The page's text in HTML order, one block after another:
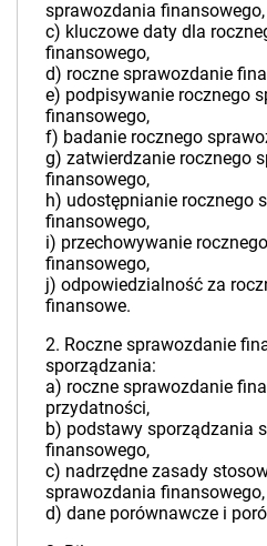
sprawozdania finansowego,
c) kluczowe daty dla
finansowego,
d) roczne sprawozdanie
e) podpisywanie rocznego
finansowego,
f) badanie rocznego
g) zatwierdzanie rocznego
finansowego,
h) udostępnianie rocznego
finansowego,
i) przechowywanie
finansowego,
j) odpowiedzialność za
finansowe.
2. Roczne sprawozdanie
sporządzania:
a) roczne sprawozdanie
przydatności,
b) podstawy sporządzania
finansowego,
c) nadrzędne zasady
sprawozdania finansowego,
d) dane porównawcze i